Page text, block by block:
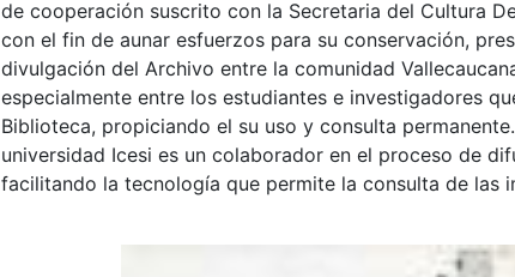
de cooperación suscrito con la Secretaria del Cultura
con el fin de aunar esfuerzos para su conservación,
divulgación del Archivo entre la comunidad
especialmente entre los estudiantes e investigadores
Biblioteca, propiciando el su uso y consulta
universidad Icesi es un colaborador en el proceso de
facilitando la tecnología que permite la consulta de las